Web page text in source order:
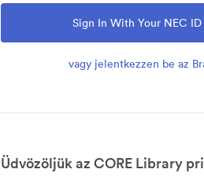
Sign In With Your NEC ID
vagy jelentkezzen be az
Üdvözöljük az CORE Library